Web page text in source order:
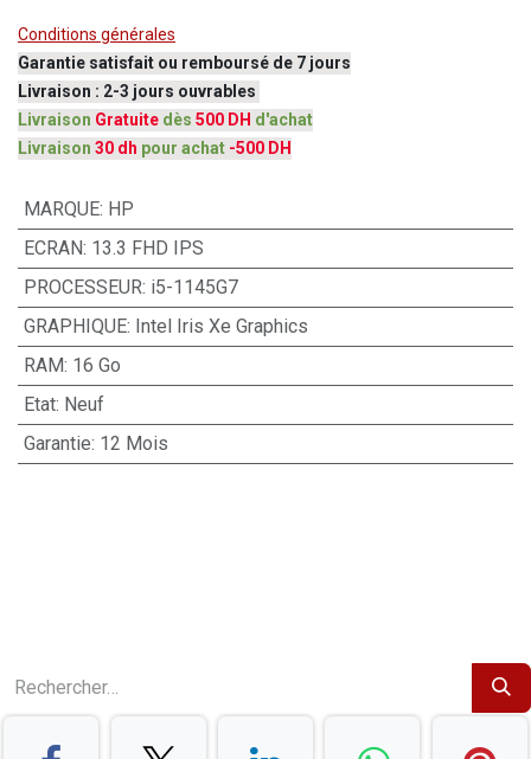
Conditions générales
Garantie satisfait ou remboursé de 7 jours
Livraison : 2-3 jours ouvrables
Livraison Gratuite dès 500 DH d'achat
Livraison 30 dh pour achat -500 DH
MARQUE: HP
ECRAN: 13.3 FHD IPS
PROCESSEUR: i5-1145G7
GRAPHIQUE: Intel Iris Xe Graphics
RAM: 16 Go
Etat: Neuf
Garantie: 12 Mois